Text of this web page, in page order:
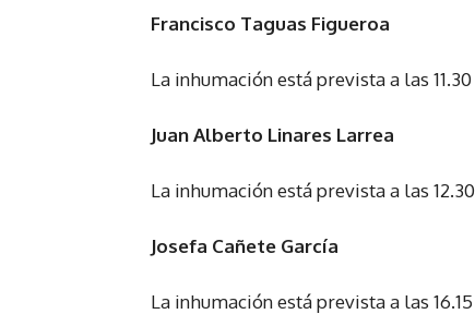
Francisco Taguas Figueroa
La inhumación está prevista a las
Juan Alberto Linares Larrea
La inhumación está prevista a las
Josefa Cañete García
La inhumación está prevista a las